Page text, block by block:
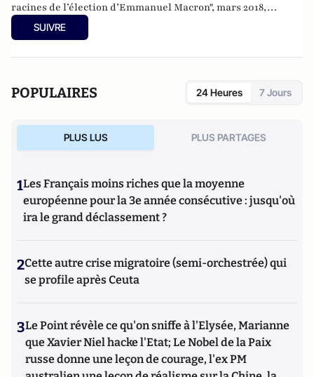
racines de l’élection d’Emmanuel Macron", mars 2018,
éditions Cent Mille Milliards / Descartes & Cie.
SUIVRE
POPULAIRES 24 Heures 7 Jours
PLUS LUS PLUS PARTAGES
1Les Français moins riches que la moyenne
européenne pour la 3e année consécutive : jusqu'où
ira le grand déclassement ?
2Cette autre crise migratoire (semi-orchestrée) qui
se profile après Ceuta
3Le Point révèle ce qu'on sniffe à l'Elysée, Marianne
que Xavier Niel hacke l'Etat; Le Nobel de la Paix
russe donne une leçon de courage, l'ex PM